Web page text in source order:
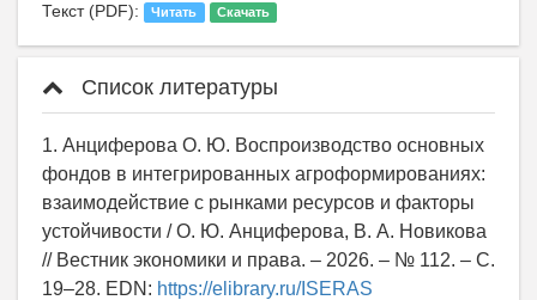
Текст (PDF): Читать Скачать
Список литературы
1. Анциферова О. Ю. Воспроизводство основных
фондов в интегрированных агроформированиях:
взаимодействие с рынками ресурсов и факторы
устойчивости / О. Ю. Анциферова, В. А. Новикова
// Вестник экономики и права. – 2026. – № 112. – С.
19–28. EDN: https://elibrary.ru/ISERAS